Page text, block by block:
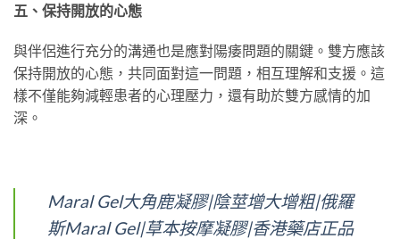
五、保持開放的心態
與伴侶進行充分的溝通也是應對陽痿問題的關鍵。雙方應該
保持開放的心態，共同面對這一問題，相互理解和支援。這
樣不僅能夠減輕患者的心理壓力，還有助於雙方感情的加
深。
Maral Gel大角鹿凝膠|陰莖增大增粗|俄羅
斯Maral Gel|草本按摩凝膠|香港藥店正品